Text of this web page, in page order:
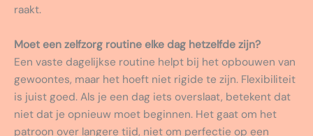
raakt.
Moet een zelfzorg routine elke dag hetzelfde zijn?
Een vaste dagelijkse routine helpt bij het opbouwen van
gewoontes, maar het hoeft niet rigide te zijn. Flexibiliteit
is juist goed. Als je een dag iets overslaat, betekent dat
niet dat je opnieuw moet beginnen. Het gaat om het
patroon over langere tijd, niet om perfectie op een